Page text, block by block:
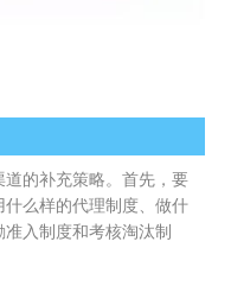
的补充策略。首先，要
么样的代理制度、做什
入制度和考核淘汰制